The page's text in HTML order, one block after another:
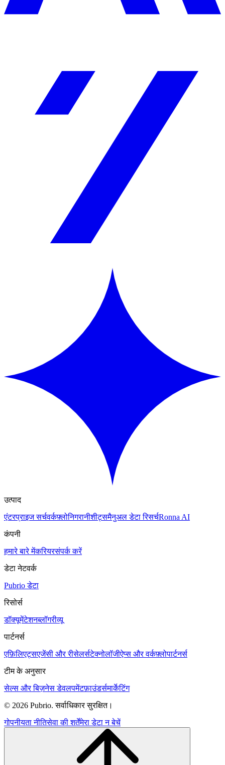
उत्पाद
एंटरप्राइज सर्चवर्कफ़्लोनिगरानीशीट्समैनुअल डेटा रिसर्चRonna AI
कंपनी
हमारे बारे मेंकरियरसंपर्क करें
डेटा नेटवर्क
Pubrio डेटा
रिसोर्स
डॉक्यूमेंटेशनब्लॉगरीव्यू
पार्टनर्स
एफ़िलिएट्सएजेंसी और रीसेलर्सटेक्नोलॉजीऐप्स और वर्कफ़्लोपार्टनर्स
टीम के अनुसार
सेल्स और बिज़नेस डेवलपमेंटफ़ाउंडर्समार्केटिंग
© 2026 Pubrio. सर्वाधिकार सुरक्षित।
गोपनीयता नीतिसेवा की शर्तेंमेरा डेटा न बेचें